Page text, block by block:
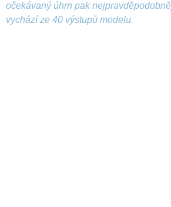
očekávaný úhrn pak
vychází ze 40 výstupů modelu.